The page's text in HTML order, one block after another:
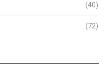
(40)
(72)